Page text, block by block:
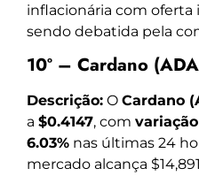
inflacionária com
sendo debatida pela
10º – Cardano
Descrição: O Cardano
a $0.4147, com
6.03% nas últimas 24
mercado alcança